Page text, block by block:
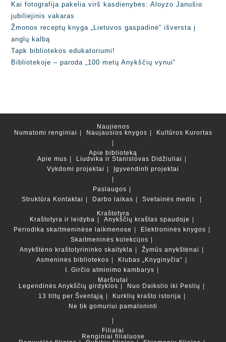
Kai fotografija pakelia virš kasdienybės: Aloyzo Janušio
jubiliejinis vakaras
Žmonos receptų knyga „Lietuvos gaspadinė“ išversta į
anglų kalbą
Tapk bibliotekos edukatoriumi!
Bibliotekoje – paroda „100 metų Anykščių vynui“
Naujienos
Numatomi renginiai
Naujausios knygos Kultūros Kurortas
Apie biblioteką
Apie mus
Liudvika ir Stanislovas Didžiuliai
Vykdomi projektai
Įgyvendinti projektai
Paslaugos
Struktūra Kontaktai Darbo laikas
Svetainės medis
Kraštotyra
Kraštotyra ir leidyba
Anykščių kraštas spaudoje
Periodika skaitmeninėse laikmenose
Elektroninės knygos
Skaitmeninės kolekcijos
Anykštėno kraštotyrininko skaitykla
Žymūs anykštėnai
Asmeninės bibliotekos
Klubas „Knyginyčia“
I. Girčio atminimo kambarys
Maršrutai
Legendinės Anykščių girdyklos
Nuo Daikslio iki Peslių
13 tiltų per Šventąją
Kurklių krašto istorija
Ne tik gomuriui pamaloninti
Filialai
Renginiai filialuose